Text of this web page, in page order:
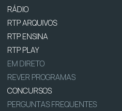
RÁDIO
RTP ARQUIVOS
RTP ENSINA
RTP PLAY
EM DIRETO
REVER PROGRAMAS
CONCURSOS
PERGUNTAS FREQUENTES